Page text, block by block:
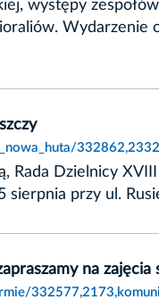
występy
Rada Dzielnicy
przy ul.
na zajęcia